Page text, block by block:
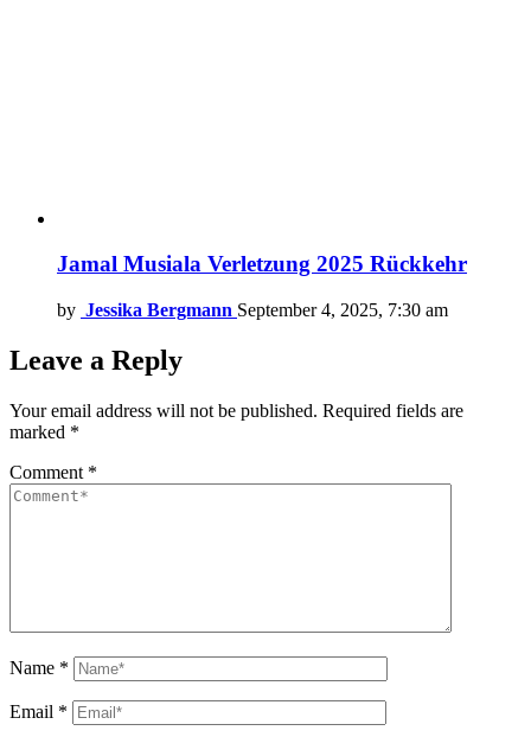
Jamal Musiala Verletzung 2025 Rückkehr
by Jessika Bergmann September 4, 2025, 7:30 am
Leave a Reply
Your email address will not be published. Required fields are
marked *
Comment *
Name *
Email *